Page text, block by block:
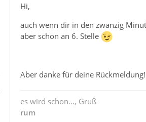
Hi,
auch wenn dir in den zwanzig
aber schon an 6. Stelle
Aber danke für deine Rückmeldung!
es wird schon..., Gruß
rum